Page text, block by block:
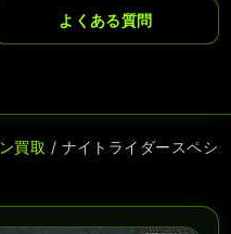
よくある質問
買取 / ナイトライダースペシ